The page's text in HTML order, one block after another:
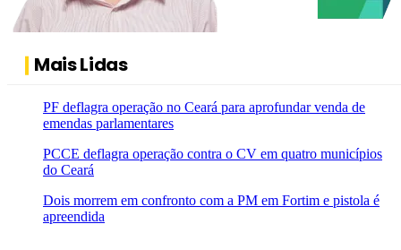
Mais Lidas
PF deflagra operação no Ceará para aprofundar venda de
emendas parlamentares
PCCE deflagra operação contra o CV em quatro municípios
do Ceará
Dois morrem em confronto com a PM em Fortim e pistola é
apreendida